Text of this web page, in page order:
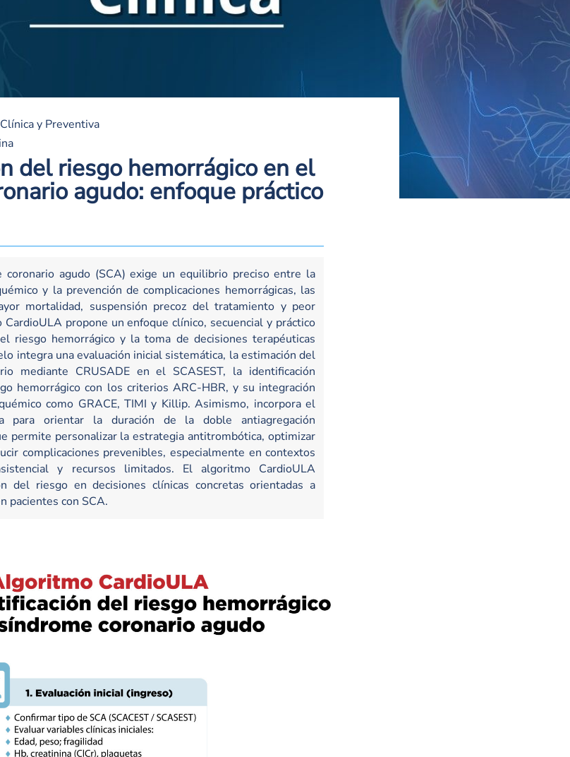
y Preventiva
del riesgo hemorrágico en el
agudo: enfoque práctico
coronario agudo (SCA) exige un equilibrio preciso entre la
y la prevención de complicaciones hemorrágicas, las
mortalidad, suspensión precoz del tratamiento y peor
propone un enfoque clínico, secuencial y práctico
riesgo hemorrágico y la toma de decisiones terapéuticas
integra una evaluación inicial sistemática, la estimación del
mediante CRUSADE en el SCASEST, la identificación
hemorrágico con los criterios ARC-HBR, y su integración
como GRACE, TIMI y Killip. Asimismo, incorpora el
para orientar la duración de la doble antiagregación
permite personalizar la estrategia antitrombótica, optimizar
complicaciones prevenibles, especialmente en contextos
y recursos limitados. El algoritmo CardioULA
del riesgo en decisiones clínicas concretas orientadas a
pacientes con SCA.